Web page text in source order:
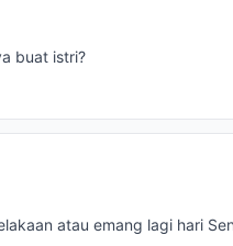
buat istri?
atau emang lagi hari